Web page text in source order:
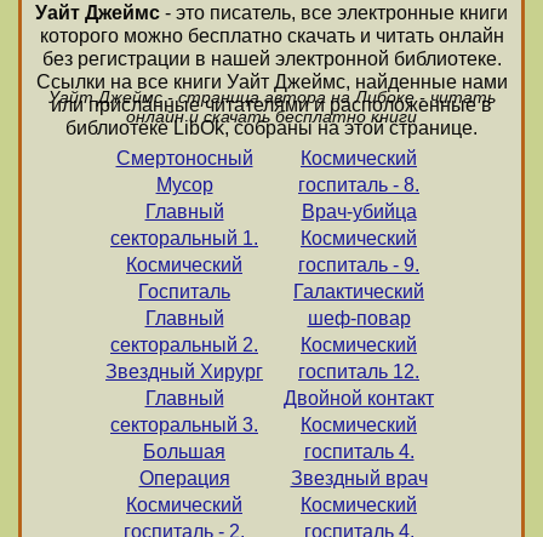
Уайт Джеймс - это писатель, все электронные книги
которого можно бесплатно скачать и читать онлайн
без регистрации в нашей электронной библиотеке.
Ссылки на все книги Уайт Джеймс, найденные нами
или присланные читателями и расположенные в
библиотеке LibOk, собраны на этой странице.
Уайт Джеймс - страница автора на Либоке - читать
онлайн и скачать бесплатно книги
Смертоносный
Мусор
Главный
секторальный 1.
Космический
Госпиталь
Главный
секторальный 2.
Звездный Хирург
Главный
секторальный 3.
Большая
Операция
Космический
госпиталь - 2.
Космический
госпиталь - 8.
Врач-убийца
Космический
госпиталь - 9.
Галактический
шеф-повар
Космический
госпиталь 12.
Двойной контакт
Космический
госпиталь 4.
Звездный врач
Космический
госпиталь 4.